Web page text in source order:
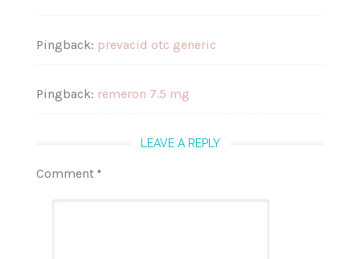
Pingback: prevacid otc generic
Pingback: remeron 7.5 mg
LEAVE A REPLY
Comment*